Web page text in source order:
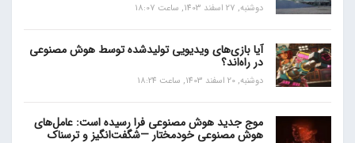
دوشنبه, 27 اسفند 1403, ساعت 18:07
آیا بازی‌های ویدیویی تولیدشده توسط هوش مصنوعی
در راه‌اند؟
دوشنبه, 20 اسفند 1403, ساعت 18:24
موج جدید هوش مصنوعی فرا رسیده است: عامل‌های
هوش مصنوعی خودمختار —شگفت‌انگیز و ترسناک